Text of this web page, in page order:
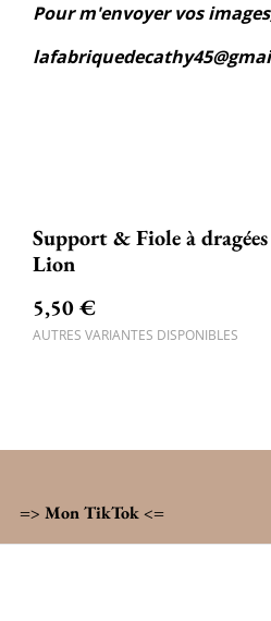
Pour m'envoyer vos
Support & Fiole à
Lion
5,50 €
AUTRES VARIANTES DISPONIBLES
=> Mon TikTok <=